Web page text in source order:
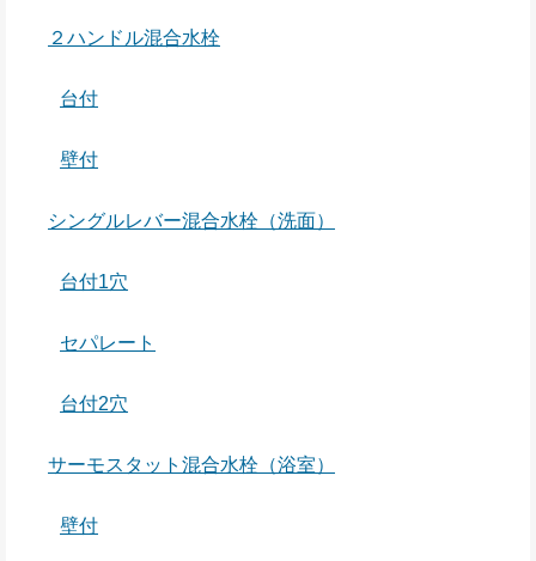
２ハンドル混合水栓
台付
壁付
シングルレバー混合水栓（洗面）
台付1穴
セパレート
台付2穴
サーモスタット混合水栓（浴室）
壁付